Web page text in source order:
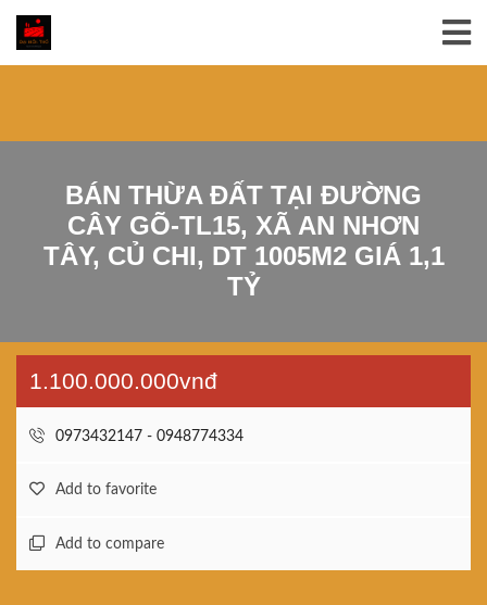
BÁN THỪA ĐẤT TẠI ĐƯỜNG
CÂY GÕ-TL15, XÃ AN NHƠN
TÂY, CỦ CHI, DT 1005M2 GIÁ 1,1
TỶ
1.100.000.000vnđ
0973432147 - 0948774334
Add to favorite
Add to compare